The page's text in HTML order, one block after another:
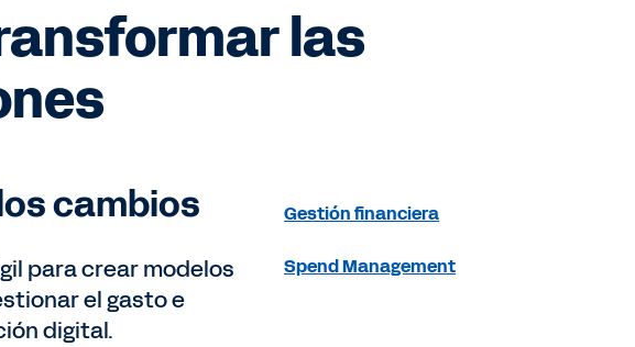
las
cambios
para crear modelos
el gasto e
digital.
Gestión financiera
Spend Management